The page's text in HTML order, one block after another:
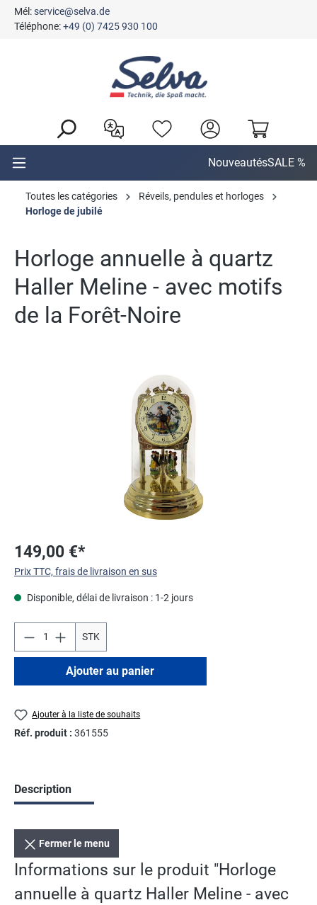
principal
Mél:service@selva.de
Téléphone:+49 (0) 7425 930 100
NouveautésSALE %
Toutes les catégories
Réveils, pendules et horloges
Horloge de jubilé
Horloge annuelle à quartz
Haller Meline - avec motifs
de la Forêt-Noire
149,00 €*
Prix TTC, frais de livraison en sus
Disponible, délai de livraison : 1-2 jours
STK
Ajouter au panier
Ajouter à la liste de souhaits
Réf. produit : 361555
Description
Fermer le menu
Informations sur le produit "Horloge
annuelle à quartz Haller Meline - avec